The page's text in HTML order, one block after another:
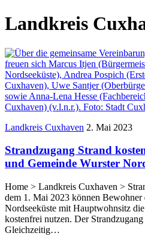
Landkreis
Landkreis Cuxhaven 2. Mai 2023
Strandzugang Strand
und Gemeinde Wurster
Home > Landkreis Cuxhaven >
dem 1. Mai 2023 können Bewohner
Nordseeküste mit Hauptwohnsitz
kostenfrei nutzen. Der
Gleichzeitig…